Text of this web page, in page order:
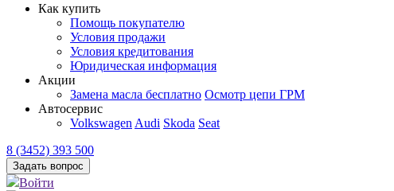
Как купить
Помощь покупателю
Условия продажи
Условия кредитования
Юридическая информация
Акции
Замена масла бесплатно Осмотр цепи ГРМ
Автосервис
Volkswagen Audi Skoda Seat
8 (3452) 393 500
Задать вопрос
Войти